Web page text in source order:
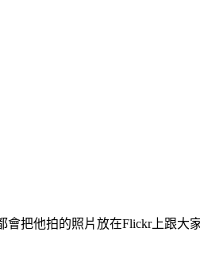
把他拍的照片放在Flickr上跟